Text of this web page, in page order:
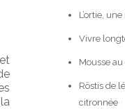
L’ortie,
Vivre
Mousse
Röstis de
citronnée